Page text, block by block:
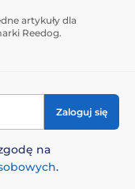
smycz,
rozwijanie się
działania
to, czego
nie ślizga się
artykuły dla
Reedog.
Zaloguj się
na
.